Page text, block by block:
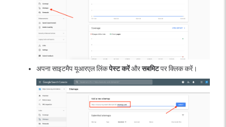
अपना साइटमैप यूआरएल लिंकपेस्ट करेंऔरसबमिटपर क्लिक करें।